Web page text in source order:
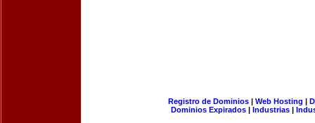
Registro de Dominios| Web Hosting |
Dominios Expirados | Industrias |